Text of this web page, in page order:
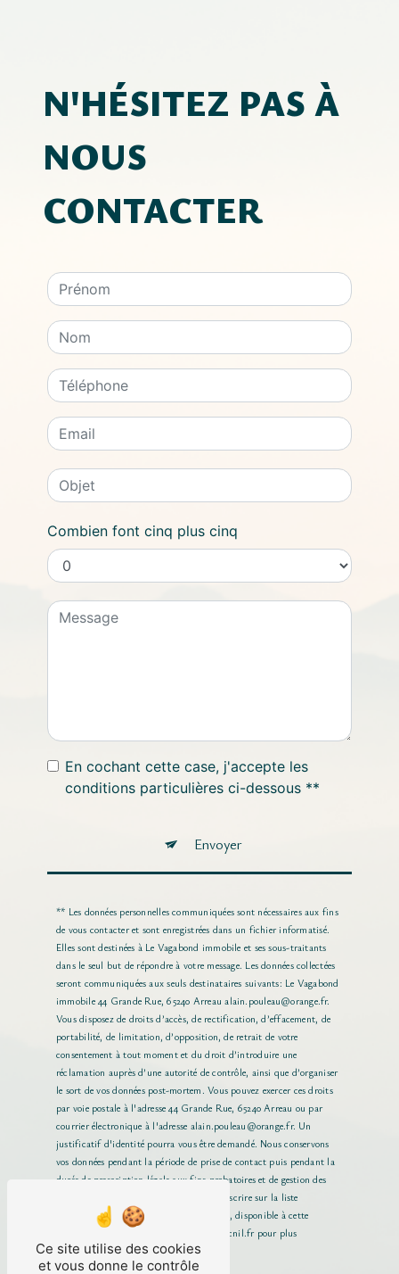
N'HÉSITEZ PAS À
NOUS
CONTACTER
Combien font cinq plus cinq
En cochant cette case, j'accepte les
conditions particulières ci-dessous **
Envoyer
** Les données personnelles communiquées sont nécessaires aux fins
de vous contacter et sont enregistrées dans un fichier informatisé.
Elles sont destinées à Le Vagabond immobile et ses sous-traitants
dans le seul but de répondre à votre message. Les données collectées
seront communiquées aux seuls destinataires suivants: Le Vagabond
immobile 44 Grande Rue, 65240 Arreau alain.pouleau@orange.fr.
Vous disposez de droits d’accès, de rectification, d’effacement, de
portabilité, de limitation, d’opposition, de retrait de votre
consentement à tout moment et du droit d’introduire une
réclamation auprès d’une autorité de contrôle, ainsi que d’organiser
le sort de vos données post-mortem. Vous pouvez exercer ces droits
par voie postale à l'adresse 44 Grande Rue, 65240 Arreau ou par
courrier électronique à l'adresse alain.pouleau@orange.fr. Un
justificatif d'identité pourra vous être demandé. Nous conservons
vos données pendant la période de prise de contact puis pendant la
durée de prescription légale aux fins probatoires et de gestion des
contentieux. Vous avez le droit de vous inscrire sur la liste
d'opposition au démarchage téléphonique, disponible à cette
. Consultez le site cnil.fr pour plus
d’informations sur vos droits.
Ce site utilise des cookies
et vous donne le contrôle